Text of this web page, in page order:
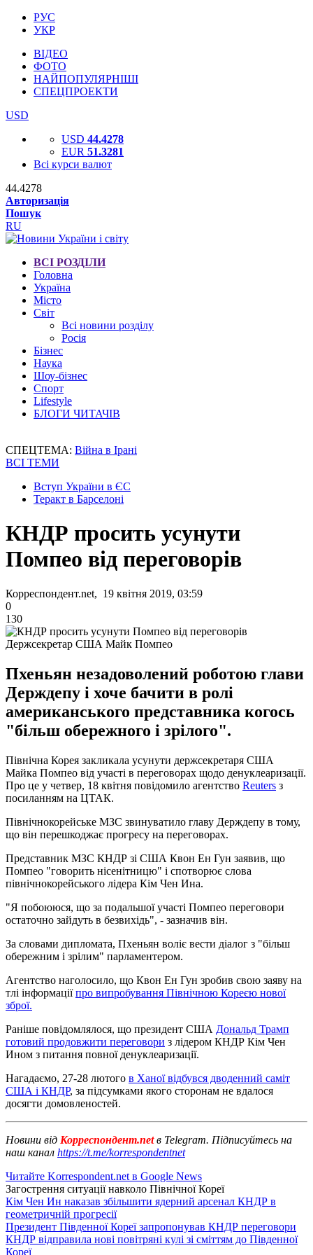
РУС
УКР
ВІДЕО
ФОТО
НАЙПОПУЛЯРНІШІ
СПЕЦПРОЕКТИ
USD
USD 44.4278
EUR 51.3281
Всі курси валют
44.4278
Авторизація
Пошук
RU
ВСІ РОЗДІЛИ
Головна
Україна
Місто
Світ
Всі новини розділу
Росія
Бізнес
Наука
Шоу-бізнес
Спорт
Lifestyle
БЛОГИ ЧИТАЧІВ
СПЕЦТЕМА: Війна в Ірані
ВСІ ТЕМИ
Вступ України в ЄС
Теракт в Барселоні
КНДР просить усунути
Помпео від переговорів
Корреспондент.net, 19 квітня 2019, 03:59
0
130
Держсекретар США Майк Помпео
Пхеньян незадоволений роботою глави
Держдепу і хоче бачити в ролі
американського представника когось
"більш обережного і зрілого".
Північна Корея закликала усунути держсекретаря США
Майка Помпео від участі в переговорах щодо денуклеаризації.
Про це у четвер, 18 квітня повідомило агентство Reuters з
посиланням на ЦТАК.
Північнокорейське МЗС звинуватило главу Держдепу в тому,
що він перешкоджає прогресу на переговорах.
Представник МЗС КНДР зі США Квон Ен Гун заявив, що
Помпео "говорить нісенітницю" і спотворює слова
північнокорейського лідера Кім Чен Ина.
"Я побоююся, що за подальшої участі Помпео переговори
остаточно зайдуть в безвихідь", - зазначив він.
За словами дипломата, Пхеньян воліє вести діалог з "більш
обережним і зрілим" парламентером.
Агентство наголосило, що Квон Ен Гун зробив свою заяву на
тлі інформаціїпро випробування Північною Кореєю нової
зброї.
Раніше повідомлялося, що президент США Дональд Трамп
готовий продовжити переговори з лідером КНДР Кім Чен
Ином з питання повної денуклеаризації.
Нагадаємо, 27-28 лютого в Ханої відбувся дводенний саміт
США і КНДР, за підсумками якого сторонам не вдалося
досягти домовленостей.
Новини від Корреспондент.netв Telegram. Підписуйтесь на
наш канал https://t.me/korrespondentnet
Читайте Korrespondent.net в Google News
Загострення ситуації навколо Пiвнічної Кореї
Кім Чен Ин наказав збільшити ядерний арсенал КНДР в
геометричній прогресії
Президент Південної Кореї запропонував КНДР переговори
КНДР відправила нові повітряні кулі зі сміттям до Південної
Кореї